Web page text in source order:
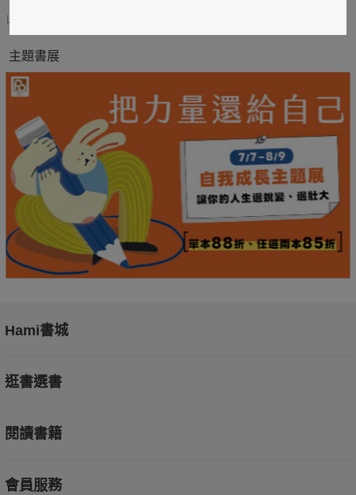
主題書展
Hami書城
逛書選書
閱讀書籍
會員服務